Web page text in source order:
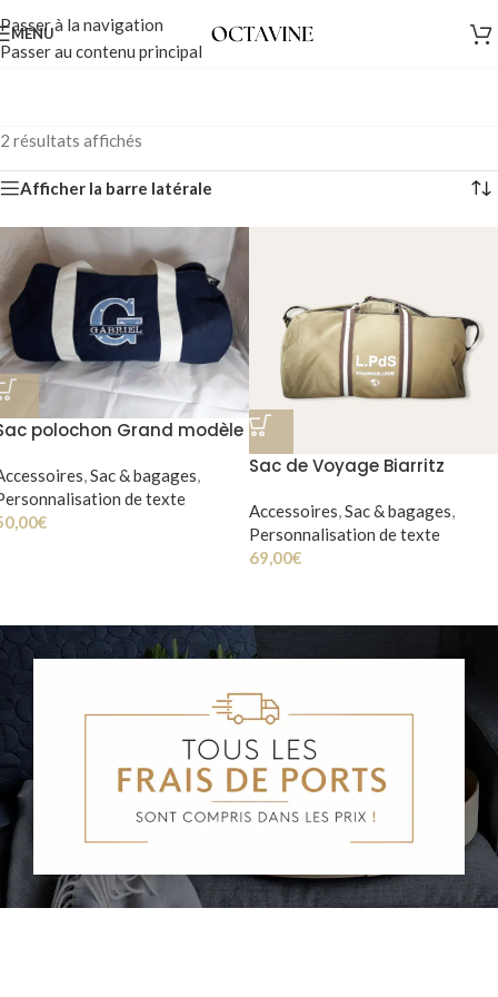
Passer à la navigation
Passer au contenu principal
MENU
2 résultats affichés
Afficher la barre latérale
polochon Grand modèle
,Sac & bagages,
de texte
€
Sac de Voyage Biarritz
Accessoires,Sac & bagages,
Personnalisation de texte
69,00€